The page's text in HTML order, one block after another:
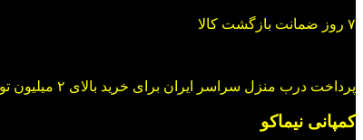
۷ روز ضمانت بازگشت کالا
پرداخت درب منزل سراسر ایران برای خرید بالای ۲ میلیون تومان جهت خرید در شبکه های اجتماعی با ما در ارتباط باشید.
کمپانی نیماکو